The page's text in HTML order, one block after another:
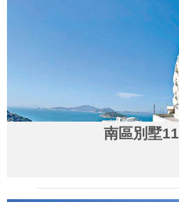
南區別墅